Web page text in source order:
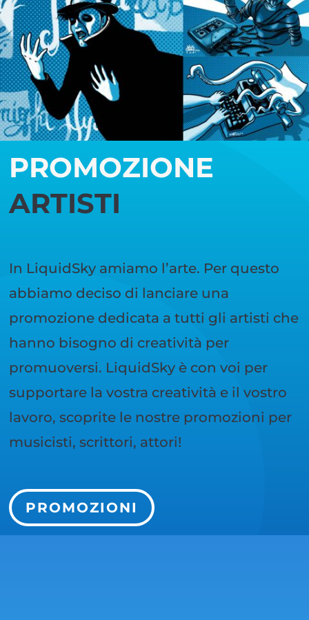
PROMOZIONE
ARTISTI
In LiquidSky amiamo l’arte. Per questo
abbiamo deciso di lanciare una
promozione dedicata a tutti gli artisti che
hanno bisogno di creatività per
promuoversi. LiquidSky è con voi per
supportare la vostra creatività e il vostro
lavoro, scoprite le nostre promozioni per
musicisti, scrittori, attori!
PROMOZIONI